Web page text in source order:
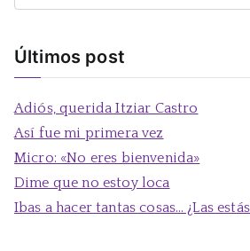
Últimos post
Adiós, querida Itziar Castro
Así fue mi primera vez
Micro: «No eres bienvenida»
Dime que no estoy loca
Ibas a hacer tantas cosas… ¿Las